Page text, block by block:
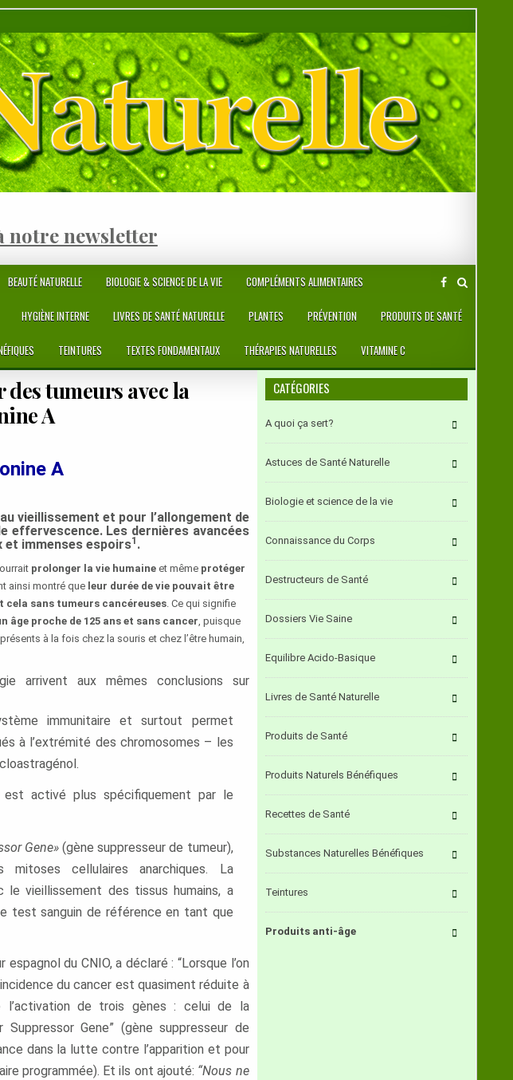
notre newsletter
BEAUTÉ NATURELLE BIOLOGIE & SCIENCE DE LA VIE COMPLÉMENTS ALIMENTAIRES
HYGIÈNE INTERNE LIVRES DE SANTÉ NATURELLE PLANTES PRÉVENTION PRODUITS DE SANTÉ
TEINTURES TEXTES FONDAMENTAUX THÉRAPIES NATURELLES VITAMINE C
tumeurs avec la
A
A
vieillissement et pour l’allongement de
effervescence. Les dernières avancées
et immenses espoirs1 .
prolonger la vie humaineet même protéger
ainsi montré que leur durée de vie pouvait être
cela sans tumeurs cancéreuses. Ce qui signifie
âge proche de 125 ans et sans cancer, puisque
à la fois chez la souris et chez l’être humain,
arrivent aux mêmes conclusions sur
immunitaire et surtout permet
à l’extrémité des chromosomes – les
activé plus spécifiquement par le
Gene»(gène suppresseur de tumeur),
cellulaires anarchiques. La
vieillissement des tissus humains, a
test sanguin de référence en tant que
du CNIO, a déclaré : “Lorsque l’on
du cancer est quasiment réduite à
l’activation de trois gènes : celui de la
Gene” (gène suppresseur de
dans la lutte contre l’apparition et pour
programmée). Et ils ont ajouté: “Nous ne
CATÉGORIES
A quoi ça sert?
Astuces de Santé Naturelle
Biologie et science de la vie
Connaissance du Corps
Destructeurs de Santé
Dossiers Vie Saine
Equilibre Acido-Basique
Livres de Santé Naturelle
Produits de Santé
Produits Naturels Bénéfiques
Recettes de Santé
Substances Naturelles Bénéfiques
Teintures
Produits anti-âge